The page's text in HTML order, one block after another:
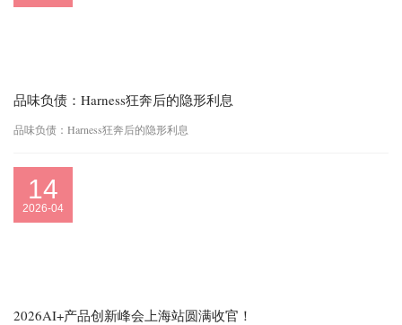
品味负债：Harness狂奔后的隐形利息
品味负债：Harness狂奔后的隐形利息
14
2026-04
2026AI+产品创新峰会上海站圆满收官！